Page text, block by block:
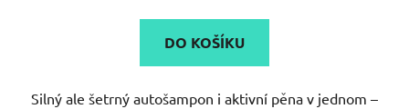
5,0
z
hvězdiček.
DO KOŠÍKU
Silný ale šetrný autošampon i aktivní pěna v jednom –